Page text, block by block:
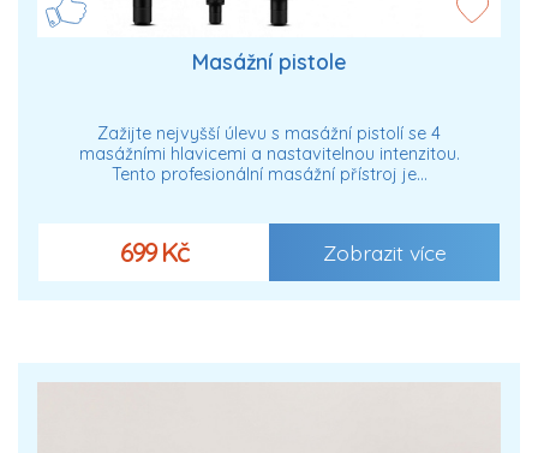
Masážní pistole
Zažijte nejvyšší úlevu s masážní pistolí se 4
masážními hlavicemi a nastavitelnou intenzitou.
Tento profesionální masážní přístroj je…
699 Kč Zobrazit více